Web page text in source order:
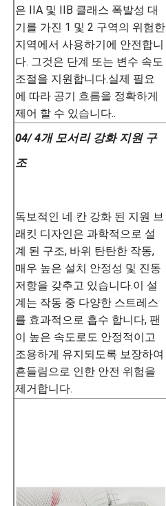
은 IIA 및 IIB 클래스 폭발성 대
기를 가진 1 및 2 구역의 위험한
지역에서 사용하기에 안전합니
다. 그것은 단계 또는 변수 속도
조절을 지원합니다.실제 필요
에 따라 공기 흐름을 정확하게
제어 할 수 있습니다..
04/ 4개 모서리 강화 지원 구
조
독보적인 네 칸 강화 된 지원 브
래킷 디자인은 과학적으로 설
계 된 구조, 바위 탄탄한 작동,
매우 높은 설치 안정성 및 진동
저항을 갖추고 있습니다.이 설
계는 작동 중 다양한 스트레스
를 효과적으로 흡수 합니다, 팬
이 높은 속도로도 안정적이고
조용하게 유지되도록 보장하여
흔들림으로 인한 안전 위험을
제거합니다.